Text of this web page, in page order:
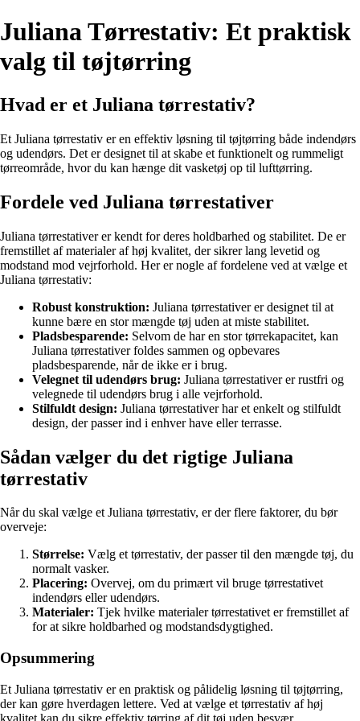
Juliana Tørrestativ: Et praktisk
valg til tøjtørring
Hvad er et Juliana tørrestativ?
Et Juliana tørrestativ er en effektiv løsning til tøjtørring både indendørs
og udendørs. Det er designet til at skabe et funktionelt og rummeligt
tørreområde, hvor du kan hænge dit vasketøj op til lufttørring.
Fordele ved Juliana tørrestativer
Juliana tørrestativer er kendt for deres holdbarhed og stabilitet. De er
fremstillet af materialer af høj kvalitet, der sikrer lang levetid og
modstand mod vejrforhold. Her er nogle af fordelene ved at vælge et
Juliana tørrestativ:
Robust konstruktion: Juliana tørrestativer er designet til at
kunne bære en stor mængde tøj uden at miste stabilitet.
Pladsbesparende: Selvom de har en stor tørrekapacitet, kan
Juliana tørrestativer foldes sammen og opbevares
pladsbesparende, når de ikke er i brug.
Velegnet til udendørs brug: Juliana tørrestativer er rustfri og
velegnede til udendørs brug i alle vejrforhold.
Stilfuldt design: Juliana tørrestativer har et enkelt og stilfuldt
design, der passer ind i enhver have eller terrasse.
Sådan vælger du det rigtige Juliana
tørrestativ
Når du skal vælge et Juliana tørrestativ, er der flere faktorer, du bør
overveje:
Størrelse: Vælg et tørrestativ, der passer til den mængde tøj, du
normalt vasker.
Placering: Overvej, om du primært vil bruge tørrestativet
indendørs eller udendørs.
Materialer: Tjek hvilke materialer tørrestativet er fremstillet af
for at sikre holdbarhed og modstandsdygtighed.
Opsummering
Et Juliana tørrestativ er en praktisk og pålidelig løsning til tøjtørring,
der kan gøre hverdagen lettere. Ved at vælge et tørrestativ af høj
kvalitet kan du sikre effektiv tørring af dit tøj uden besvær.